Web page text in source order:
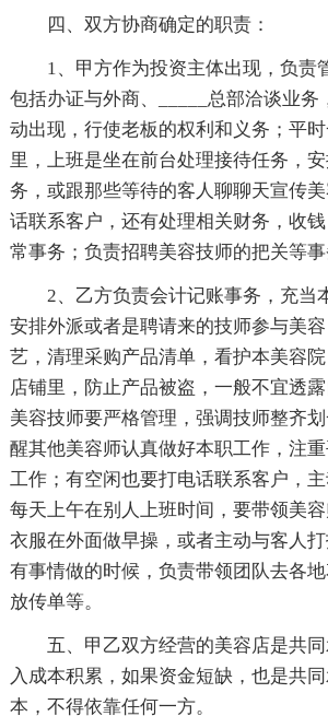
四、双方协商确定的职责：
1、甲方作为投资主体出现，负责
包括办证与外商、_____总部洽谈业务
动出现，行使老板的权利和义务；平
里，上班是坐在前台处理接待任务，
务，或跟那些等待的客人聊聊天宣传
话联系客户，还有处理相关财务，收
常事务；负责招聘美容技师的把关等事
2、乙方负责会计记账事务，充当
安排外派或者是聘请来的技师参与美
艺，清理采购产品清单，看护本美容
店铺里，防止产品被盗，一般不宜透
美容技师要严格管理，强调技师整齐
醒其他美容师认真做好本职工作，注
工作；有空闲也要打电话联系客户，主
每天上午在别人上班时间，要带领美
衣服在外面做早操，或者主动与客人
有事情做的时候，负责带领团队去各
放传单等。
五、甲乙双方经营的美容店是共同
入成本积累，如果资金短缺，也是共
本，不得依靠任何一方。